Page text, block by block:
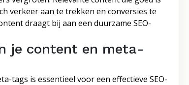
verkeer aan te trekken en conversies te
draagt bij aan een duurzame SEO-
je content en meta-
tags is essentieel voor een effectieve SEO-